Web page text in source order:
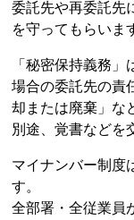
委託先や再委託先
を守ってもらいま
「秘密保持義務
場合の委託先の責
却または廃棄」な
別途、覚書などを
マイナンバー制度
す。
全部署・全従業員